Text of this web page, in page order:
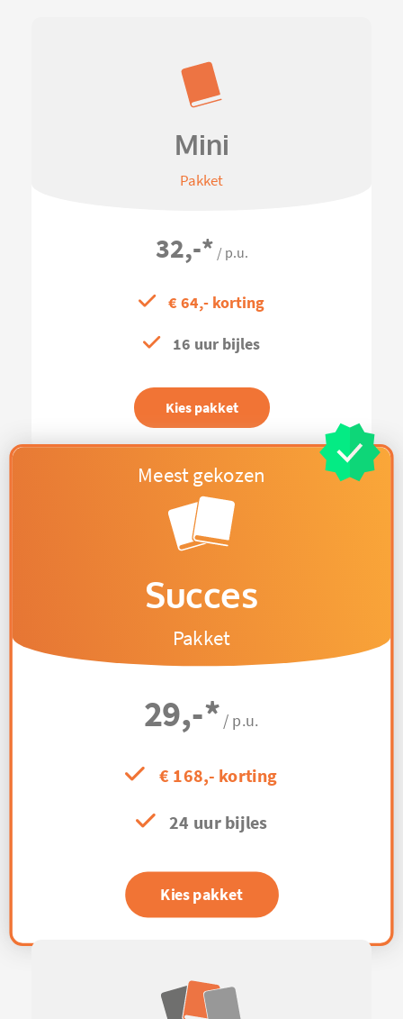
Mini
Pakket
32,-* / p.u.
€ 64,- korting
16 uur bijles
Kies pakket
Succes
Pakket
29,-* / p.u.
€ 168,- korting
24 uur bijles
Kies pakket